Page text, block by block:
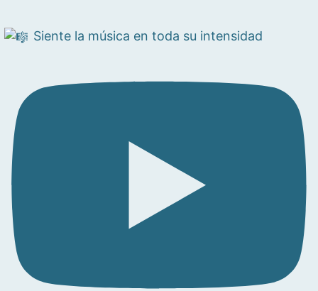
Siente la música en toda su intensidad